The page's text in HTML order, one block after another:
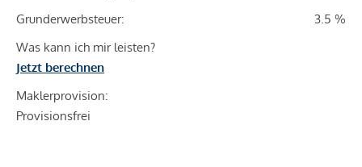
Grunderwerbsteuer:
3.5 %
Was kann ich mir leisten?
Jetzt berechnen
Maklerprovision:
Provisionsfrei